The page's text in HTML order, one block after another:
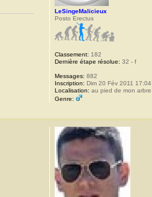
LeSingeMalicieux
Posto Erectus
Classement: 182
Dernière étape résolue: 32 - f
Messages: 882
Inscription: Dim 20 Fév 2011 17:04
Localisation: au pied de mon arbre
Genre: